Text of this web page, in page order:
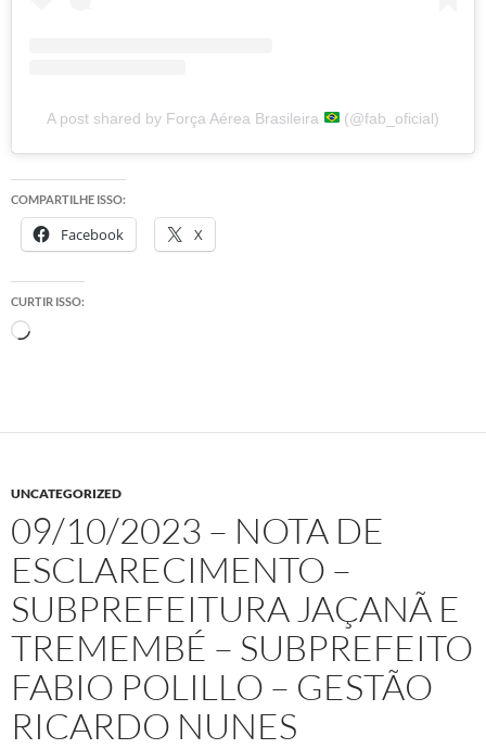
A post shared by Força Aérea Brasileira (@fab_oficial)
COMPARTILHE ISSO:
Facebook X
CURTIR ISSO:
Carregando...
UNCATEGORIZED
09/10/2023 – NOTA DE
ESCLARECIMENTO –
SUBPREFEITURA JAÇANÃ E
TREMEMBÉ – SUBPREFEITO
FABIO POLILLO – GESTÃO
RICARDO NUNES